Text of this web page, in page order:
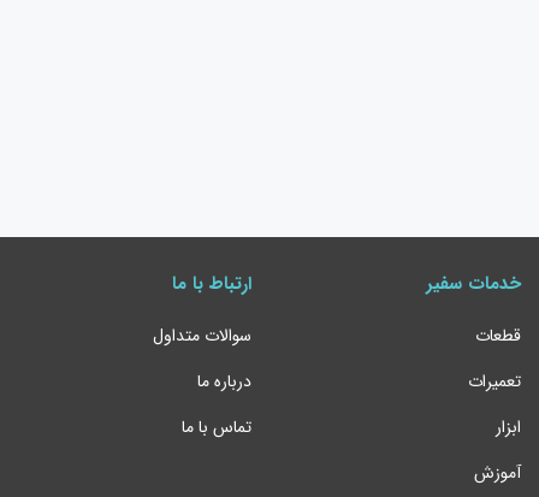
خدمات سفیر
قطعات
تعمیرات
ابزار
آموزش
ارتباط با ما
سوالات متداول
درباره ما
تماس با ما